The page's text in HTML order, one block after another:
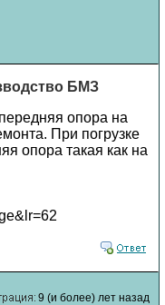
БМЗ
опора на
При погрузке
опора такая как на
9 (и более) лет назад